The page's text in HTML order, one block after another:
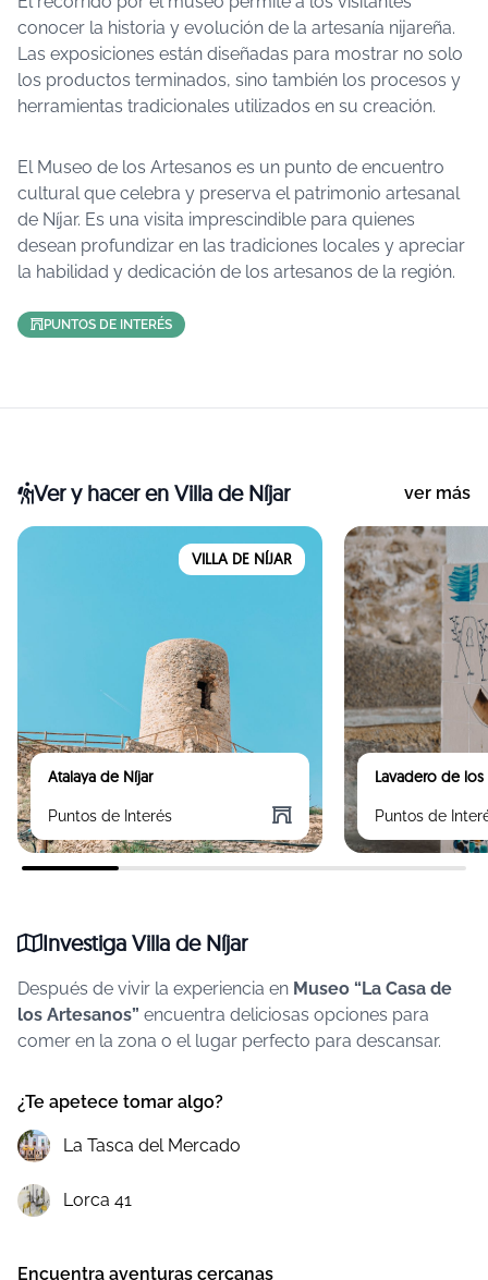
conocer la historia y evolución de la artesanía nijareña.
Las exposiciones están diseñadas para mostrar no solo
los productos terminados, sino también los procesos y
herramientas tradicionales utilizados en su creación.
El Museo de los Artesanos es un punto de encuentro
cultural que celebra y preserva el patrimonio artesanal
de Níjar. Es una visita imprescindible para quienes
desean profundizar en las tradiciones locales y apreciar
la habilidad y dedicación de los artesanos de la región.
PUNTOS DE INTERÉS
Ver y haceren Villa de Níjar ver más
VILLA DE NÍJAR
Atalaya de Níjar
Puntos de Interés
Lavadero de los
Puntos de
Investiga Villa de Níjar
Después de vivir la experiencia en Museo “La Casa de
los Artesanos” encuentra deliciosas opciones para
comer en la zona o el lugar perfecto para descansar.
¿Te apetece tomar algo?
La Tasca del Mercado
Lorca 41
Encuentra aventuras cercanas